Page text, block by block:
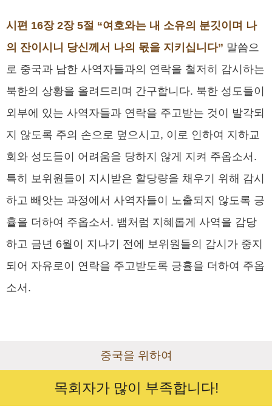
시편 16장 2장 5절 “여호와는 내 소유의 분깃이며 나
의 잔이시니 당신께서 나의 몫을 지키십니다” 말씀으
로 중국과 남한 사역자들과의 연락을 철저히 감시하는
북한의 상황을 올려드리며 간구합니다. 북한 성도들이
외부에 있는 사역자들과 연락을 주고받는 것이 발각되
지 않도록 주의 손으로 덮으시고, 이로 인하여 지하교
회와 성도들이 어려움을 당하지 않게 지켜 주옵소서.
특히 보위원들이 지시받은 할당량을 채우기 위해 감시
하고 빼앗는 과정에서 사역자들이 노출되지 않도록 긍
휼을 더하여 주옵소서. 뱀처럼 지혜롭게 사역을 감당
하고 금년 6월이 지나기 전에 보위원들의 감시가 중지
되어 자유로이 연락을 주고받도록 긍휼을 더하여 주옵
소서.
중국을 위하여
목회자가 많이 부족합니다!